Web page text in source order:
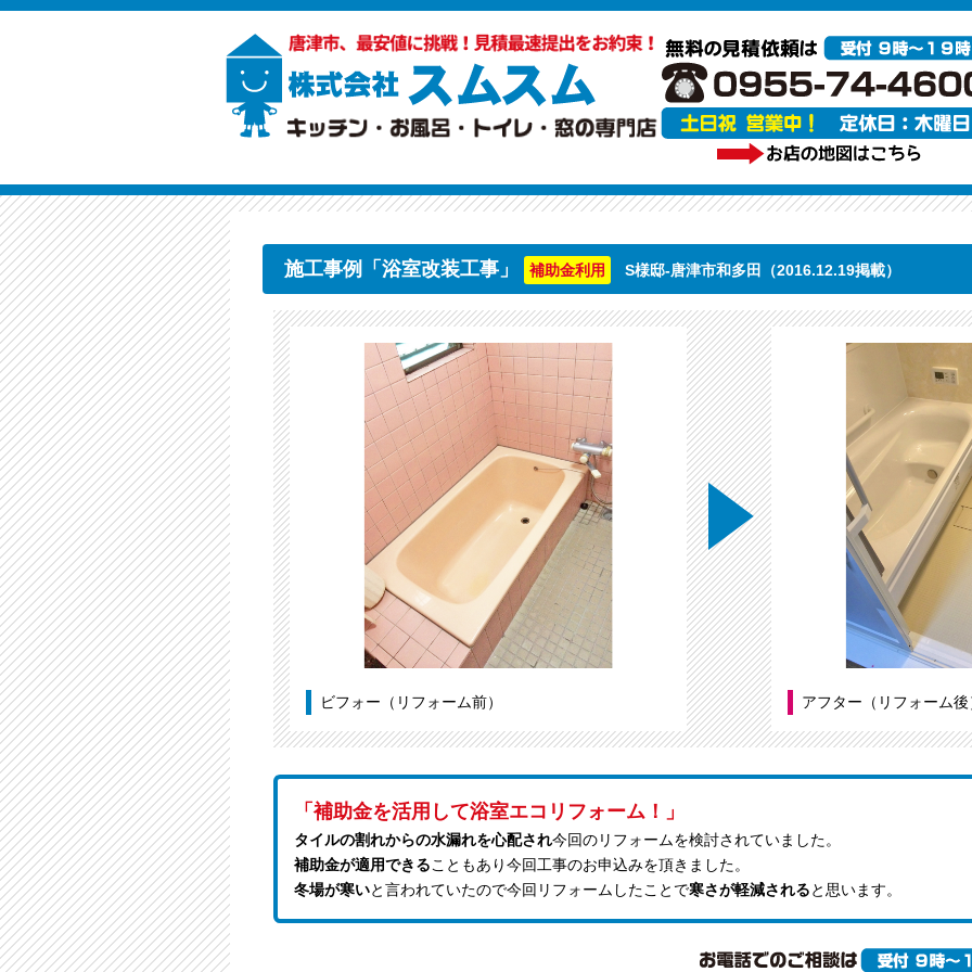
施工事例「浴室改装工事」 補助金利用 S様邸-唐津市和多田（2016.12.19掲載）
ビフォー（リフォーム前） アフター（リフォーム後
「補助金を活用して浴室エコリフォーム！」
タイルの割れからの水漏れを心配され今回のリフォームを検討されていました。
補助金が適用できることもあり今回工事のお申込みを頂きました。
冬場が寒いと言われていたので今回リフォームしたことで寒さが軽減される と思います。